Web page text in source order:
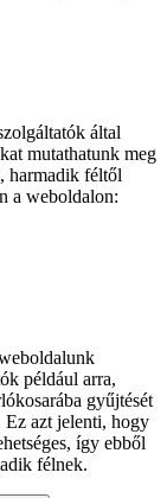
által
mutathatunk meg
harmadik féltől
a weboldalon:
például arra,
gyűjtését
azt jelenti, hogy
így ebből
félnek.